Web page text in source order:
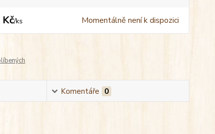
/ks Momentálně není k dispozici
Komentáře 0